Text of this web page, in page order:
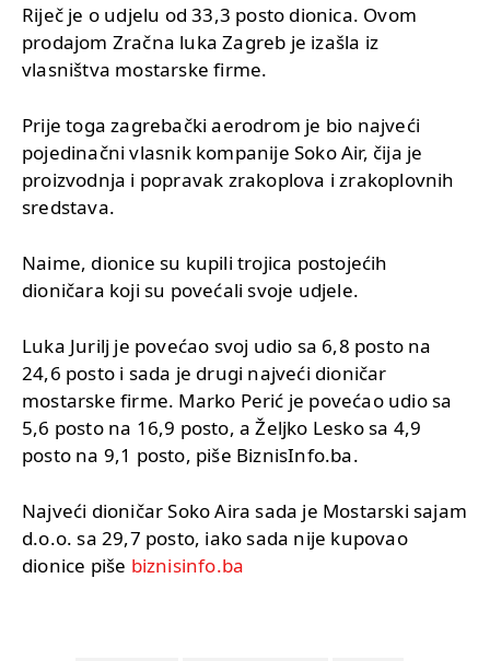
Riječ je o udjelu od 33,3 posto dionica. Ovom
prodajom Zračna luka Zagreb je izašla iz
vlasništva mostarske firme.
Prije toga zagrebački aerodrom je bio najveći
pojedinačni vlasnik kompanije Soko Air, čija je
proizvodnja i popravak zrakoplova i zrakoplovnih
sredstava.
Naime, dionice su kupili trojica postojećih
dioničara koji su povećali svoje udjele.
Luka Jurilj je povećao svoj udio sa 6,8 posto na
24,6 posto i sada je drugi najveći dioničar
mostarske firme. Marko Perić je povećao udio sa
5,6 posto na 16,9 posto, a Željko Lesko sa 4,9
posto na 9,1 posto, piše BiznisInfo.ba.
Najveći dioničar Soko Aira sada je Mostarski sajam
d.o.o. sa 29,7 posto, iako sada nije kupovao
dionice piše biznisinfo.ba